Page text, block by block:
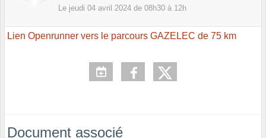
Le jeudi 04 avril 2024 de 08h30 à 12h
Lien Openrunner vers le parcours GAZELEC de 75 km
Document associé